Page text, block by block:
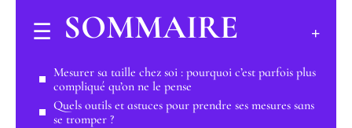
SOMMAIRE
Mesurer sa taille chez soi : pourquoi c’est parfois plus
compliqué qu’on ne le pense
Quels outils et astuces pour prendre ses mesures sans
se tromper ?